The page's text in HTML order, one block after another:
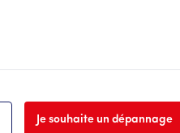
Je souhaite un dépannage